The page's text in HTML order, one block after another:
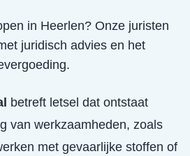
in Heerlen? Onze juristen
juridisch advies en het
betreft letsel dat ontstaat
van werkzaamheden, zoals
met gevaarlijke stoffen of